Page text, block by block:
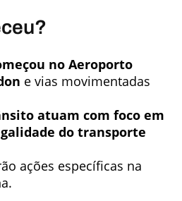
no Aeroporto
e vias movimentadas
atuam com foco em
do transporte
ações específicas na